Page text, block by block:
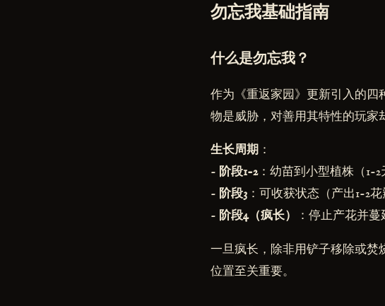
勿忘我基础指南
什么是勿忘我？
作为《重返家园》更新引入的
物是威胁，对善用其特性的玩家
生长周期 ：
- 阶段1-2：幼苗到小型植株（1-2
- 阶段3 ：可收获状态（产出1-2花
- 阶段4（疯长） ：停止产花并
一旦疯长，除非用铲子移除或焚
位置至关重要。